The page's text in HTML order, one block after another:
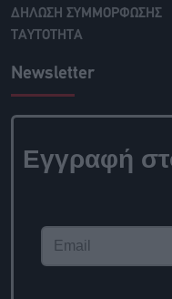
ΔΗΛΩΣΗ ΣΥΜΜΟΡΦΩΣΗΣ
ΤΑΥΤΟΤΗΤΑ
Newsletter
Εγγραφή